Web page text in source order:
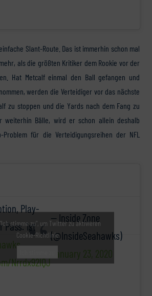
Slant-Route. Das ist immerhin schon mal
als die größten Kritiker dem Rookie vor der
Hat Metcalf einmal den Ball gefangen und
werden die Verteidiger vor das nächste
zu stoppen und die Yards nach dem Fang zu
weiterhin Bälle, wird er schon allein deshalb
Problem für die Verteidigungsreihen der NFL
Play-
Pass. 1st
Nrrdx92lQJ
— Inside Zone
(@InsideSeahawks)
January 23, 2020
stimme zu", um Twitter zu aktivieren
Cookie-Richtlinie